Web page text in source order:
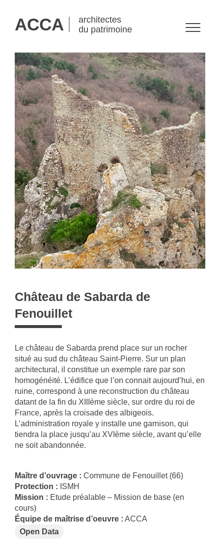
ACCA
architectes
du patrimoine
Château de Sabarda de
Fenouillet
Le château de Sabarda prend place sur un rocher
situé au sud du château Saint-Pierre. Sur un plan
architectural, il constitue un exemple rare par son
homogénéité. L’édifice que l’on connait aujourd’hui, en
ruine, correspond à une reconstruction du château
datant de la fin du XIIIème siècle, sur ordre du roi de
France, après la croisade des albigeois.
L’administration royale y installe une garnison, qui
tiendra la place jusqu’au XVIème siècle, avant qu’elle
ne soit abandonnée.
Maître d’ouvrage : Commune de Fenouillet (66)
Protection : ISMH
Mission : Etude préalable – Mission de base (en
cours)
Équipe de maîtrise d’oeuvre : ACCA
Open Data